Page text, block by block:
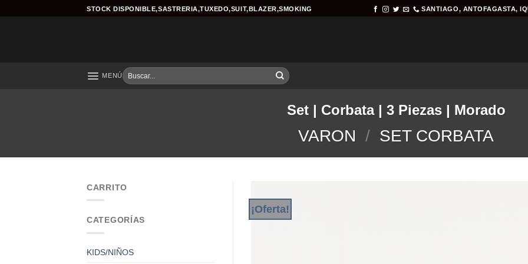
STOCK DISPONIBLE,SASTRERIA,TUXEDO,SUIT,BLAZER,SMOKING SANTIAGO, ANTOFAGASTA,
MENÚ
Buscar
por:
Set | Corbata | 3 Piezas | Morado
VARON / SET CORBATA
CARRITO
CATEGORÍAS
KIDS/NIÑOS
¡Oferta!